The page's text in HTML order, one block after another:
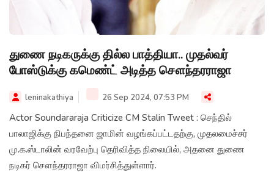
துணை நடிகருக்கு தில்ல பாத்தியா.. முதல்வர்
போஸ்டுக்கு கமெண்ட் அடித்த சௌந்தரராஜா
leninakathiya 26 Sep 2024, 07:53 PM
Actor Soundararaja Criticize CM Stalin Tweet : செந்தில்
பாலாஜிக்கு நிபந்தனை ஜாமின் வழங்கப்பட்டதற்கு, முதலமைச்சர்
மு.க.ஸ்டாலின் வரவேற்பு தெரிவித்த நிலையில், அதனை துணை
நடிகர் சௌந்தரராஜா விமர்சித்துள்ளார்.